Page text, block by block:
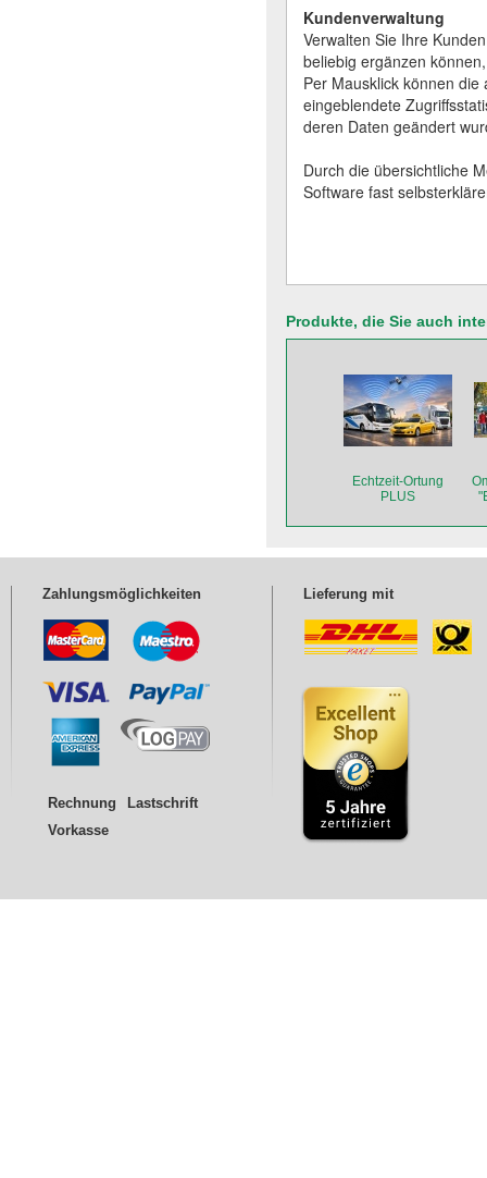
Kundenverwaltung
Verwalten Sie Ihre
beliebig ergänzen
Per Mausklick können
eingeblendete
deren Daten geändert
Durch die übersichtliche
Software fast
Produkte, die Sie auch
Echtzeit-Ortung
PLUS
Zahlungsmöglichkeiten
Rechnung
Lastschrift
Vorkasse
Lieferung mit